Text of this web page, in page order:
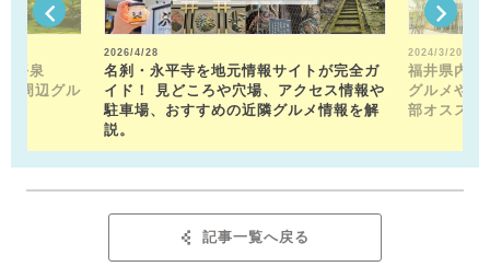
平泉
周辺グル
2026/4/28
名刹・永平寺を地元情報サイトが完全ガ
イド！ 見どころや穴場、アクセス情報や
駐車場、おすすめの近隣グルメ情報を解
説。
2024/3/20
福井県内の
グルメや近
部オススメ
記事一覧へ戻る